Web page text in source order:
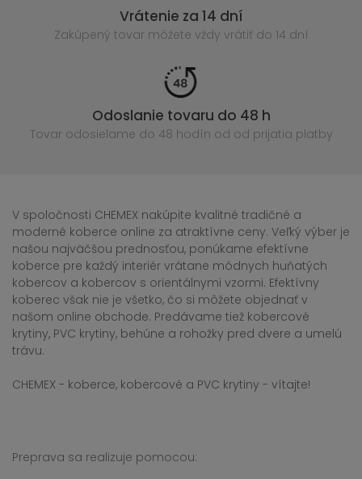
Vrátenie za 14 dní
Zakúpený tovar môžete vždy vrátiť do 14 dní
Odoslanie tovaru do 48 h
Tovar odosielame do 48 hodín od od prijatia platby
V spoločnosti CHEMEX nakúpite kvalitné tradičné a
moderné koberce online za atraktívne ceny. Veľký výber je
našou najväčšou prednosťou, ponúkame efektívne
koberce pre každý interiér vrátane módnych huňatých
kobercov a kobercov s orientálnymi vzormi. Efektívny
koberec však nie je všetko, čo si môžete objednať v
našom online obchode. Predávame tiež kobercové
krytiny, PVC krytiny, behúne a rohožky pred dvere a umelú
trávu.
CHEMEX - koberce, kobercové a PVC krytiny - vítajte!
Preprava sa realizuje pomocou: